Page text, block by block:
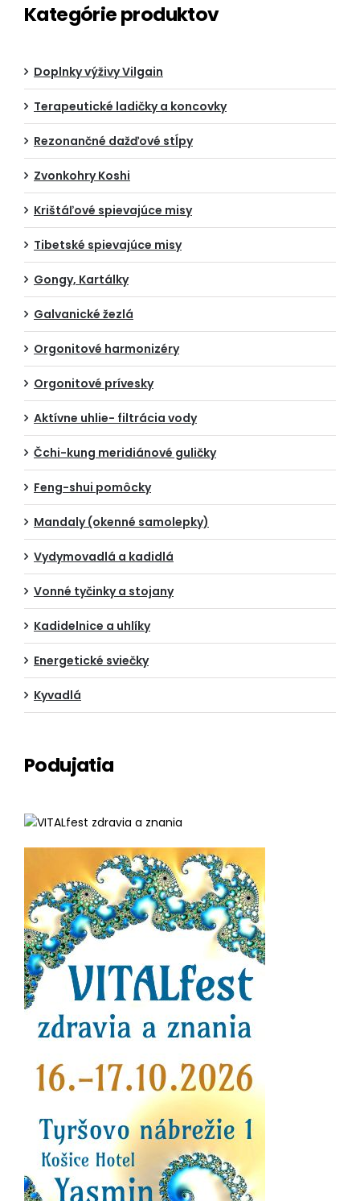
Kategórie produktov
Doplnky výživy Vilgain
Terapeutické ladičky a koncovky
Rezonančné dažďové stĺpy
Zvonkohry Koshi
Krištáľové spievajúce misy
Tibetské spievajúce misy
Gongy, Kartálky
Galvanické žezlá
Orgonitové harmonizéry
Orgonitové prívesky
Aktívne uhlie- filtrácia vody
Čchi-kung meridiánové guličky
Feng-shui pomôcky
Mandaly (okenné samolepky)
Vydymovadlá a kadidlá
Vonné tyčinky a stojany
Kadidelnice a uhlíky
Energetické sviečky
Kyvadlá
Podujatia